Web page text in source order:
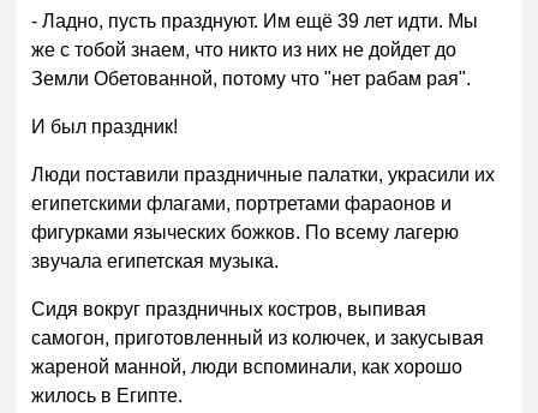
- Ладно, пусть празднуют. Им ещё 39 лет идти. Мы
же с тобой знаем, что никто из них не дойдет до
Земли Обетованной, потому что "нет рабам рая".
И был праздник!
Люди поставили праздничные палатки, украсили их
египетскими флагами, портретами фараонов и
фигурками языческих божков. По всему лагерю
звучала египетская музыка.
Сидя вокруг праздничных костров, выпивая
самогон, приготовленный из колючек, и закусывая
жареной манной, люди вспоминали, как хорошо
жилось в Египте.